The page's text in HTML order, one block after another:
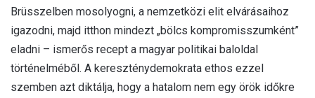
Brüsszelben mosolyogni, a nemzetközi elit elvárásaihoz
igazodni, majd itthon mindezt „bölcs kompromisszumként”
eladni – ismerős recept a magyar politikai baloldal
történelméből. A kereszténydemokrata ethos ezzel
szemben azt diktálja, hogy a hatalom nem egy örök időkre